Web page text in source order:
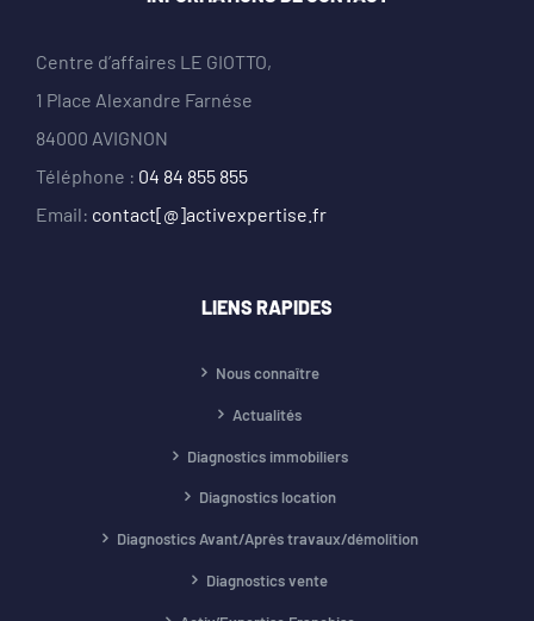
Centre d’affaires LE GIOTTO,
1 Place Alexandre Farnése
84000 AVIGNON
Téléphone : 04 84 855 855
Email: contact[@]activexpertise.fr
LIENS RAPIDES
Nous connaître
Actualités
Diagnostics immobiliers
Diagnostics location
Diagnostics Avant/Après travaux/démolition
Diagnostics vente